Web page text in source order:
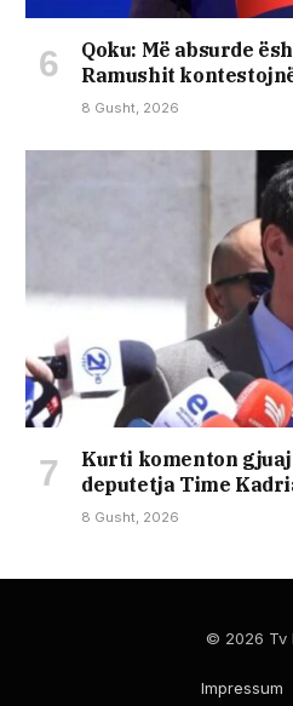
Qoku: Më absurde
Ramushit
8 Gusht, 2026
Kurti komenton
deputetja Time
8 Gusht, 2026
© 2026 Tv
Impressum